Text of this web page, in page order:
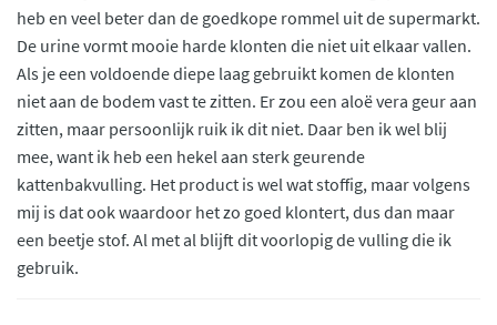
heb en veel beter dan de goedkope rommel uit de supermarkt.
De urine vormt mooie harde klonten die niet uit elkaar vallen.
Als je een voldoende diepe laag gebruikt komen de klonten
niet aan de bodem vast te zitten. Er zou een aloë vera geur aan
zitten, maar persoonlijk ruik ik dit niet. Daar ben ik wel blij
mee, want ik heb een hekel aan sterk geurende
kattenbakvulling. Het product is wel wat stoffig, maar volgens
mij is dat ook waardoor het zo goed klontert, dus dan maar
een beetje stof. Al met al blijft dit voorlopig de vulling die ik
gebruik.